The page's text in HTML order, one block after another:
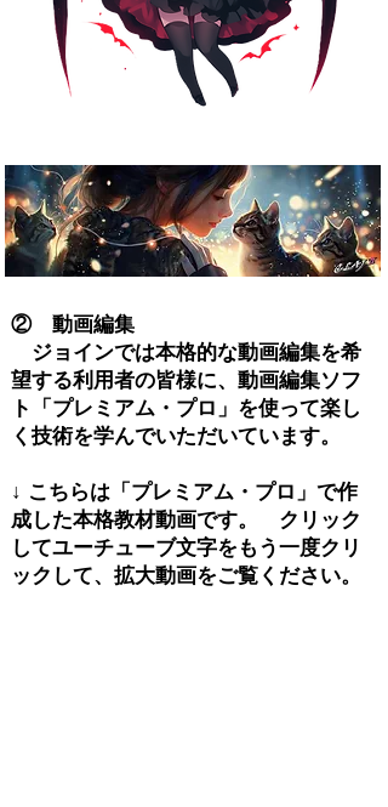
② 動画編集
ジョインでは本格的な動画編集を希
望する利用者の皆様に、動画編集ソフ
ト「プレミアム・プロ」を使って楽し
く技術を学んでいただいています。
↓ こちらは「プレミアム・プロ」で作
成した本格教材動画です。 クリック
してユーチューブ文字をもう一度クリ
ックして、拡大動画をご覧ください。